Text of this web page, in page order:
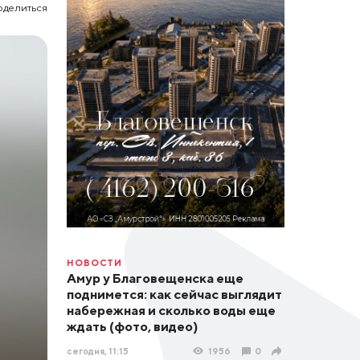
НОВОСТИ
Амур у Благовещенска еще
поднимется: как сейчас выглядит
набережная и сколько воды еще
ждать (фото, видео)
сегодня, 11:15 1956 0